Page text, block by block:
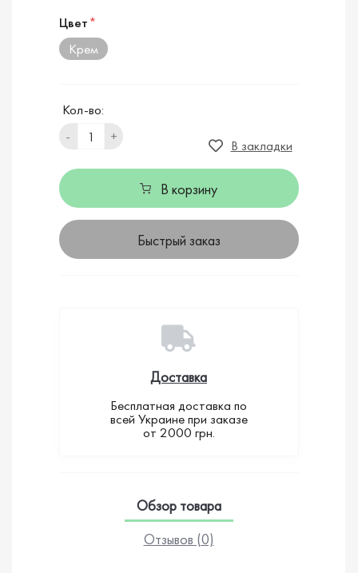
Цвет*
Крем
Кол-во:
-
+
В закладки
В корзину
Быстрый заказ
Доставка
Бесплатная доставка по
всей Украине при заказе
от 2000 грн.
Обзор товара
Отзывов (0)